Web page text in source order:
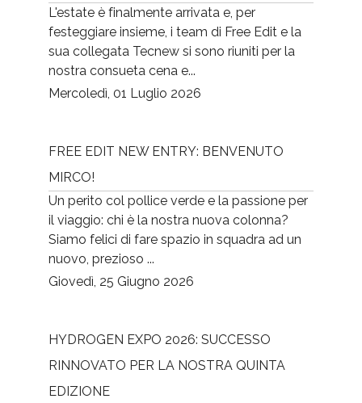
L'estate è finalmente arrivata e, per
festeggiare insieme, i team di Free Edit e la
sua collegata Tecnew si sono riuniti per la
nostra consueta cena e...
Mercoledì, 01 Luglio 2026
FREE EDIT NEW ENTRY: BENVENUTO
MIRCO!
Un perito col pollice verde e la passione per
il viaggio: chi è la nostra nuova colonna?
Siamo felici di fare spazio in squadra ad un
nuovo, prezioso ...
Giovedì, 25 Giugno 2026
HYDROGEN EXPO 2026: SUCCESSO
RINNOVATO PER LA NOSTRA QUINTA
EDIZIONE